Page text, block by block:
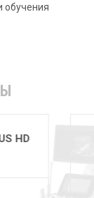
обучения